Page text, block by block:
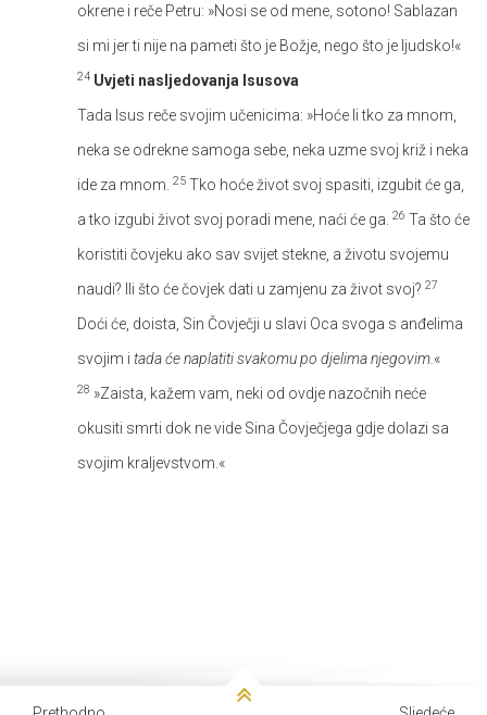
okrene i reče Petru: »Nosi se od mene, sotono! Sablazan
si mi jer ti nije na pameti što je Božje, nego što je ljudsko!«
24 Uvjeti nasljedovanja Isusova
Tada Isus reče svojim učenicima: »Hoće li tko za mnom,
neka se odrekne samoga sebe, neka uzme svoj križ i neka
ide za mnom. 25 Tko hoće život svoj spasiti, izgubit će ga,
a tko izgubi život svoj poradi mene, naći će ga. 26 Ta što će
koristiti čovjeku ako sav svijet stekne, a životu svojemu
naudi? Ili što će čovjek dati u zamjenu za život svoj? 27
Doći će, doista, Sin Čovječji u slavi Oca svoga s anđelima
svojim i tada će naplatiti svakomu po djelima njegovim. «
28 »Zaista, kažem vam, neki od ovdje nazočnih neće
okusiti smrti dok ne vide Sina Čovječjega gdje dolazi sa
svojim kraljevstvom.«